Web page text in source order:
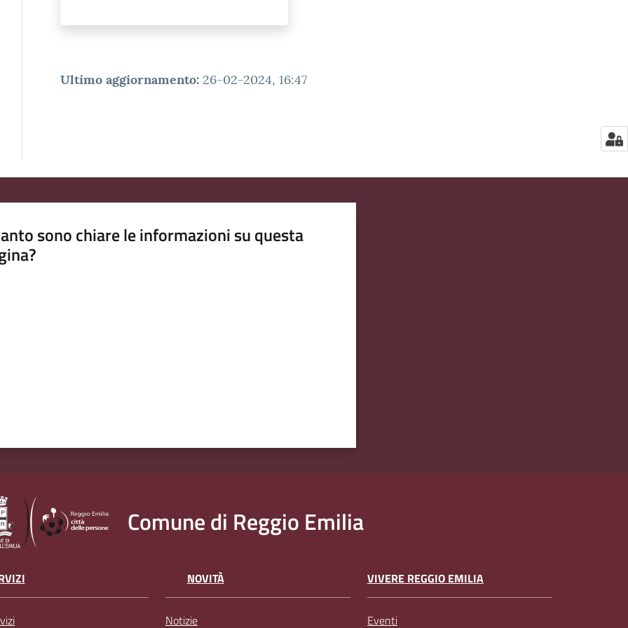
Ultimo aggiornamento: 26-02-2024, 16:47
sono chiare le informazioni su questa
Comune di Reggio Emilia
NOVITÀ
Notizie
VIVERE REGGIO EMILIA
Eventi